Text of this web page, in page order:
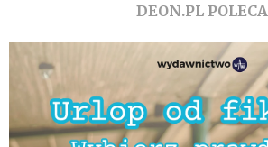
DEON.PL POLECA